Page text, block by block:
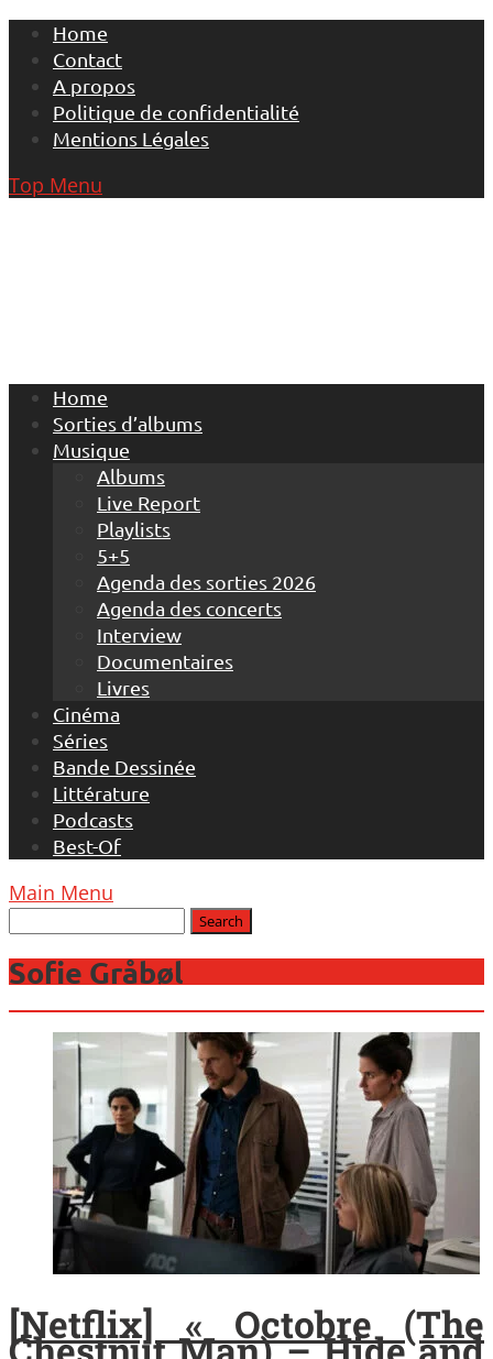
Skip
content
Home
Contact
A propos
Politique de confidentialité
Mentions Légales
Top Menu
Home
Sorties d’albums
Musique
Albums
Live Report
Playlists
5+5
Agenda des sorties 2026
Agenda des concerts
Interview
Documentaires
Livres
Cinéma
Séries
Bande Dessinée
Littérature
Podcasts
Best-Of
Main Menu
Sofie Gråbøl
[Netflix] « Octobre (The